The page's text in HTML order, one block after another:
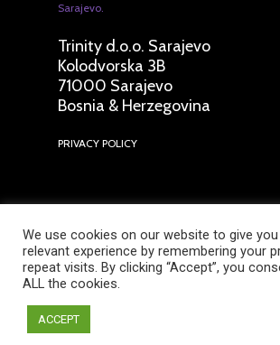
Sarajevo.
Trinity d.o.o. Sarajevo
Kolodvorska 3B
71000 Sarajevo
Bosnia & Herzegovina
PRIVACY POLICY
You need more information
We use cookies on our website to give
relevant experience by remembering your
repeat visits. By clicking “Accept”, you
ALL the cookies.
ACCEPT